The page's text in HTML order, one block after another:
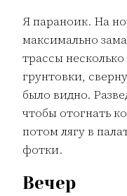
Я параноик. На
максимально
трассы
грунтовки,
было видно.
чтобы отогнать
потом лягу в
фотки.
Вечер